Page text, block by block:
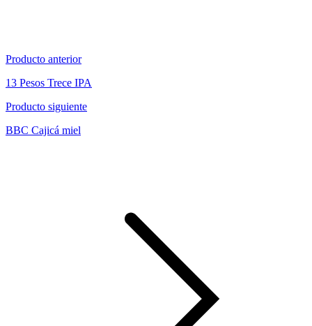
Producto anterior
13 Pesos Trece IPA
Producto siguiente
BBC Cajicá miel